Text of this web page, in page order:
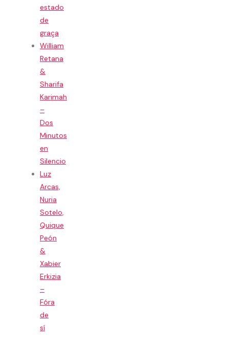
estado
de
graça
William
Retana
&
Sharifa
Karimah
–
Dos
Minutos
en
Silencio
Luz
Arcas,
Nuria
Sotelo,
Quique
Peón
&
Xabier
Erkizia
–
Fóra
de
sí